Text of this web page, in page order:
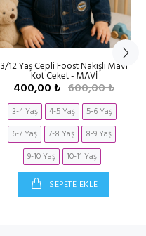
3/12 Yaş Cepli Foost Nakışlı Mavi
Kot Ceket - MAVİ
400,00 ₺ 600,00 ₺
3-4 Yaş 4-5 Yaş
5-6 Yaş
6-7 Yaş
7-8 Yaş
8-9 Yaş
9-10 Yaş
10-11 Yaş
SEPETE EKLE